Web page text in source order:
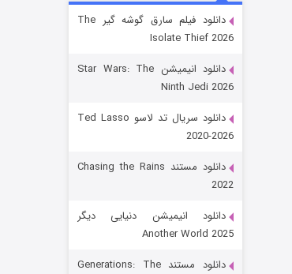
قسمت۶ (زیرنویس)
رویایی برای تو
دانلود فیلم سارق گوشه گیر The
Isolate Thief 2026
دانلود انیمیشن Star Wars: The
Ninth Jedi 2026
دانلود سریال تد لاسو Ted Lasso
2020-2026
دانلود مستند Chasing the Rains
2022
دانلود انیمیشن دنیایی دیگر
Another World 2025
دانلود مستند Generations: The